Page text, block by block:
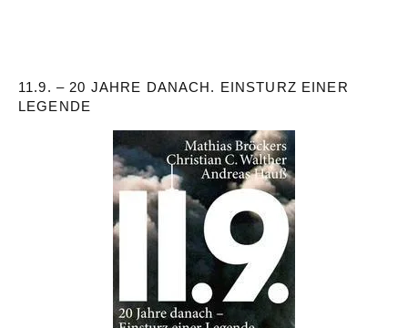
11.9. – 20 JAHRE DANACH. EINSTURZ EINER
LEGENDE